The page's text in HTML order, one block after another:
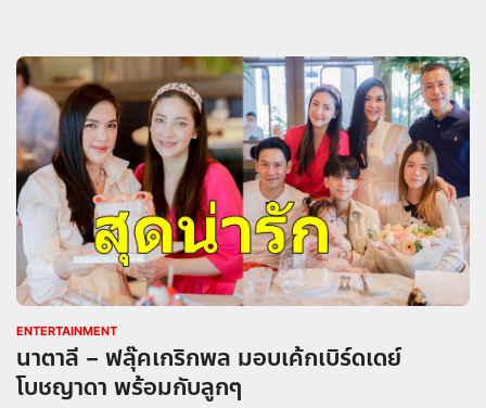
ENTERTAINMENT
นาตาลี – ฟลุ๊คเกริกพล มอบเค้กเบิร์ดเดย์
โบชญาดา พร้อมกับลูกๆ